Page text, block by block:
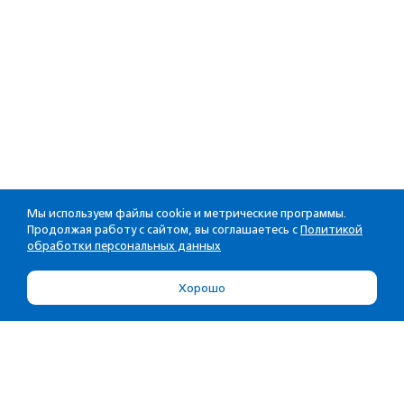
Мы используем файлы cookie и метрические программы.
Продолжая работу с сайтом, вы соглашаетесь с Политикой
обработки персональных данных
Хорошо